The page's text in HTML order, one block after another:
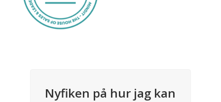
Nyfiken på hur jag kan